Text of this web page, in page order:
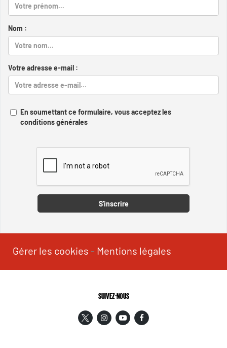
Nom :
Votre adresse e-mail :
En soumettant ce formulaire, vous acceptez les
conditions générales
S'inscrire
Gérer les cookies - Mentions légales
SUIVEZ-NOUS